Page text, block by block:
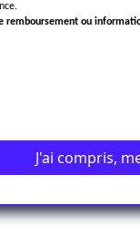
en pleine
par
cette
est
de
et
remboursement ou
J'ai compris,